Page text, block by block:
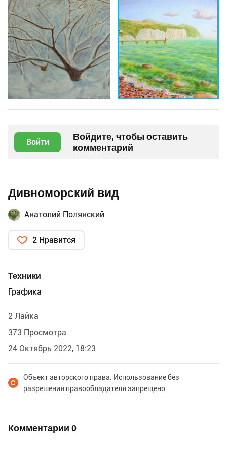
Войти
Войдите, чтобы оставить
комментарий
Дивноморский вид
Анатолий Полянский
2 Нравится
Техники
Графика
2 Лайка
373 Просмотра
24 Октябрь 2022, 18:23
Объект авторского права. Использование без
разрешения правообладателя запрещено.
Комментарии 0